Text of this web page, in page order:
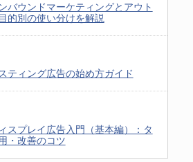
バウンドマーケティングとアウト
的別の使い分けを解説
ティング広告の始め方ガイド
スプレイ広告入門（基本編）：タ
・改善のコツ